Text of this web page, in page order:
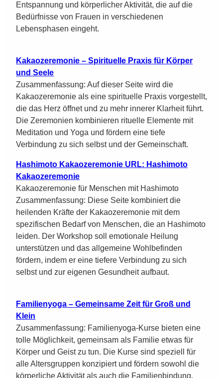
Entspannung und körperlicher Aktivität, die auf die
Bedürfnisse von Frauen in verschiedenen
Lebensphasen eingeht.
Kakaozeremonie – Spirituelle Praxis für Körper
und Seele
Zusammenfassung: Auf dieser Seite wird die
Kakaozeremonie als eine spirituelle Praxis vorgestellt,
die das Herz öffnet und zu mehr innerer Klarheit führt.
Die Zeremonien kombinieren rituelle Elemente mit
Meditation und Yoga und fördern eine tiefe
Verbindung zu sich selbst und der Gemeinschaft.
Hashimoto Kakaozeremonie URL: Hashimoto
Kakaozeremonie
Kakaozeremonie für Menschen mit Hashimoto
Zusammenfassung: Diese Seite kombiniert die
heilenden Kräfte der Kakaozeremonie mit dem
spezifischen Bedarf von Menschen, die an Hashimoto
leiden. Der Workshop soll emotionale Heilung
unterstützen und das allgemeine Wohlbefinden
fördern, indem er eine tiefere Verbindung zu sich
selbst und zur eigenen Gesundheit aufbaut.
Familienyoga – Gemeinsame Zeit für Groß und
Klein
Zusammenfassung: Familienyoga-Kurse bieten eine
tolle Möglichkeit, gemeinsam als Familie etwas für
Körper und Geist zu tun. Die Kurse sind speziell für
alle Altersgruppen konzipiert und fördern sowohl die
körperliche Aktivität als auch die Familienbindung.